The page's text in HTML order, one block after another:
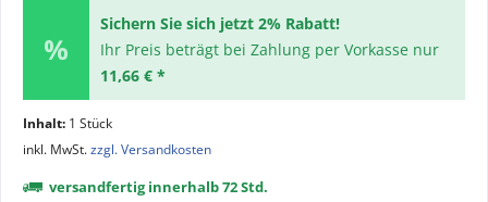
Sichern Sie sich jetzt 2% Rabatt!
Ihr Preis beträgt bei Zahlung per Vorkasse nur
11,66 € *
Inhalt: 1 Stück
inkl. MwSt.zzgl. Versandkosten
versandfertig innerhalb 72 Std.